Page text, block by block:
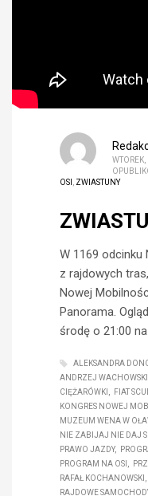
OSI
ZWIASTUNY
W 1169 odcinku
z rajdowych
Nowej
Panorama.
środę o 21:00
ALEKSANDRA
ANDRZEJ WACHOWSKI
CIĘŻARÓWKI
FIAT
KONGRES NOWEJ
MUZEUM WENA W
NIE ZABIJAJ NIE DAJ
PRAWO JAZDY
PROGRAM NA OSI
RAFAŁ KOCHANOWSKI
RAJDOWE